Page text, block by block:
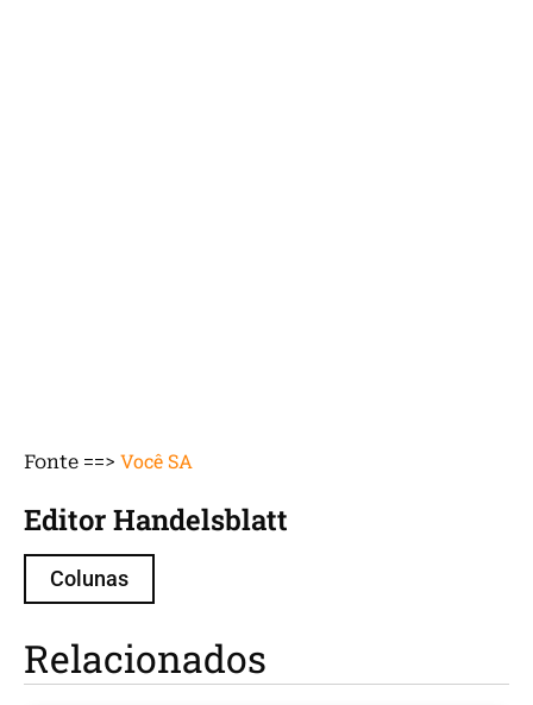
Fonte ==> Você SA
Editor Handelsblatt
Colunas
Relacionados